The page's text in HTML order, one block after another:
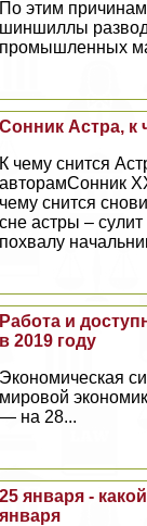
По этим
шиншиллы
промышленных
Сонник Астра, к
К чему снится
авторамСонник
чему снится
сне астры –
похвалу
Работа и
в 2019 году
Экономическая
мировой
— на 28...
25 января -
января